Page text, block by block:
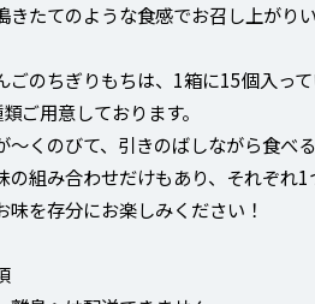
きたてのような食感でお召し上がりい
ごのちぎりもちは、1箱に15個入っ
ご用意しております。
〜くのびて、引きのばしながら食べ
の組み合わせだけもあり、それぞれ
味を存分にお楽しみください！